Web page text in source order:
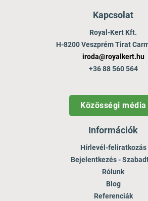
Kapcsolat
Royal-Kert Kft.
H-8200 Veszprém Tirat
iroda@royalkert.hu
+36 88 560 564
Közösségi média
Információk
Hírlevél-feliratkozás
Bejelentkezés -
Rólunk
Blog
Referenciák